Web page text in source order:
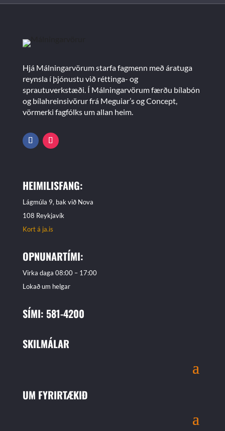
Hjá Málningarvörum starfa fagmenn með áratuga
reynsla í þjónustu við réttinga- og
sprautuverkstæði. Í Málningarvörum færðu bílabón
og bílahreinsivörur frá Meguiar’s og Concept,
vörmerki fagfólks um allan heim.
HEIMILISFANG:
Lágmúla 9, bak við Nova
108 Reykjavík
Kort á ja.is
OPNUNARTÍMI:
Virka daga 08:00 – 17:00
Lokað um helgar
SÍMI: 581-4200
SKILMÁLAR
UM FYRIRTÆKIÐ